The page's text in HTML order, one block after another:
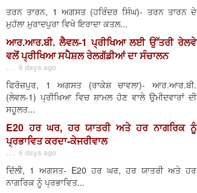
ਤਰਨ ਤਾਰਨ, 1 ਅਗਸਤ (ਹਰਿੰਦਰ ਸਿੰਘ)- ਤਰਨ ਤਾਰਨ ਦੇ
ਮੁਹੱਲਾ ਮੁਰਾਦਪੁਰਾ ਵਿਖੇ ਇਰਾਦਾ ਕਤਲ...
ਆਰ.ਆਰ.ਬੀ. ਲੈਵਲ-1 ਪ੍ਰੀਖਿਆ ਲਈ ਉੱਤਰੀ ਰੇਲਵੇ
ਵਲੋਂ ਪ੍ਰੀਖਿਆ ਸਪੈਸ਼ਲ ਰੇਲਗੱਡੀਆਂ ਦਾ ਸੰਚਾਲਨ
. . . 6 days ago
ਫਿਰੋਜ਼ਪੁਰ, 1 ਅਗਸਤ (ਰਾਕੇਸ਼ ਚਾਵਲਾ)- ਆਰ.ਆਰ.ਬੀ.
(ਲੇਵਲ-1) ਪ੍ਰੀਖਿਆ ਵਿਚ ਸ਼ਾਮਲ ਹੋਣ ਵਾਲੇ ਉਮੀਦਵਾਰਾਂ ਦੀ
ਸਹੂਲਤ...
E20 ਹਰ ਘਰ, ਹਰ ਯਾਤਰੀ ਅਤੇ ਹਰ ਨਾਗਰਿਕ ਨੂੰ
ਪ੍ਰਭਾਵਿਤ ਕਰਦਾ-ਕੇਜਰੀਵਾਲ
. . . 6 days ago
ਦਿੱਲੀ, 1 ਅਗਸਤ- E20 ਹਰ ਘਰ, ਹਰ ਯਾਤਰੀ ਅਤੇ ਹਰ
ਨਾਗਰਿਕ ਨੂੰ ਪ੍ਰਭਾਵਿਤ...